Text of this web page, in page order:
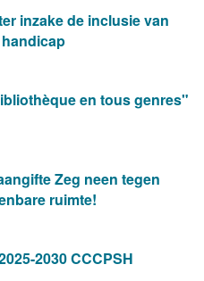
inzake de inclusie van
en tous genres"
Zeg neen tegen
ruimte!
2030 CCCPSH